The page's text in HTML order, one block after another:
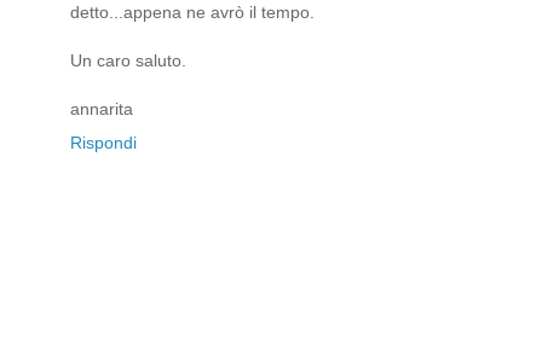
detto...appena ne avrò il tempo.
Un caro saluto.
annarita
Rispondi